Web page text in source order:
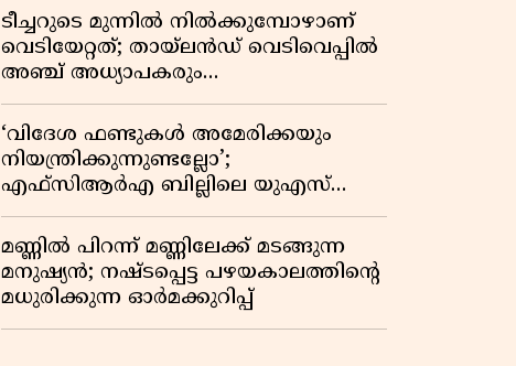
ടീച്ചറുടെ മുന്നിൽ നിൽക്കുമ്പോഴാണ്
വെടിയേറ്റത്; തായ്‌ലൻഡ് വെടിവെപ്പിൽ
അഞ്ച് അധ്യാപകരും
മുത്തശ്ശീമുത്തശ്ശന്മാരും കൊല്ലപ്പെട്ടു,
മരണസംഖ്യ 7; ഞെട്ടിക്കുന്ന
വെളിപ്പെടുത്തലുകൾ
‘വിദേശ ഫണ്ടുകൾ അമേരിക്കയും
നിയന്ത്രിക്കുന്നുണ്ടല്ലോ’;
എഫ്സിആർഎ ബില്ലിലെ യുഎസ്
വിമർശനങ്ങൾക്ക് മറുപടിയുമായി ഇന്ത്യ
മണ്ണിൽ പിറന്ന് മണ്ണിലേക്ക് മടങ്ങുന്ന
മനുഷ്യൻ; നഷ്ടപ്പെട്ട പഴയകാലത്തിൻ്റെ
മധുരിക്കുന്ന ഓർമക്കുറിപ്പ്